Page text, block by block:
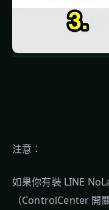
注意：
如果你有裝 LINE
（ControlCenter 開